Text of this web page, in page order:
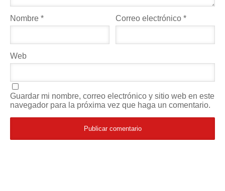
Nombre * Correo electrónico*
Web
Guardar mi nombre, correo electrónico y sitio web en este
navegador para la próxima vez que haga un comentario.